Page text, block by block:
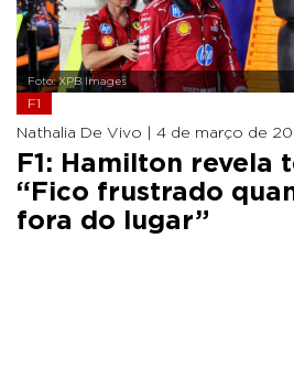
Foto: XPB Images
F1
Nathalia De Vivo | 4 de março de
F1: Hamilton revela
“Fico frustrado
fora do lugar”